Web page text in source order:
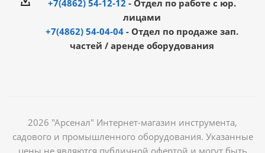
+7(4862) 54-12-12 - Отдел по работе с юр.
лицами
+7(4862) 54-04-04 - Отдел по продаже зап.
частей / аренде оборудования
2026 "Арсенал" Интернет-магазин инструмента,
садового и промышленного оборудования. Указанные
цены не являются публичной офертой и могут быть